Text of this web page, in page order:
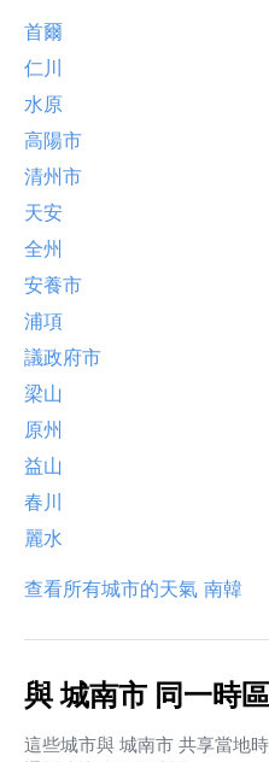
首爾
仁川
水原
高陽市
清州市
天安
全州
安養市
浦項
議政府市
梁山
原州
益山
春川
麗水
查看所有城市的天氣 南韓
與 城南市 同一時
這些城市與 城南市 共享當地